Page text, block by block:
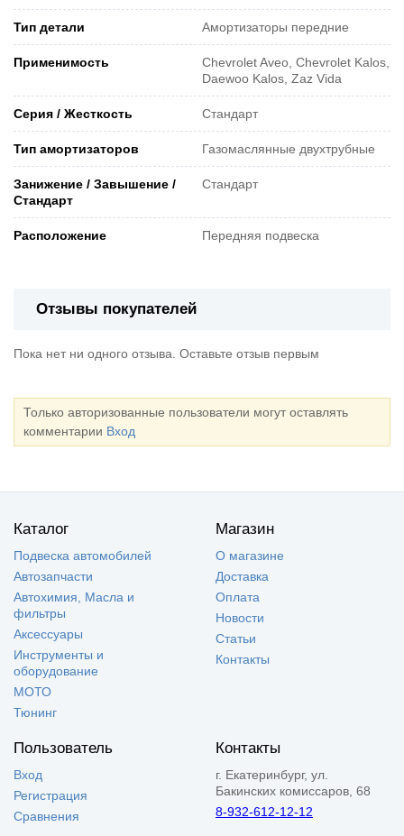
Тип детали Амортизаторы передние
Применимость
Chevrolet Aveo, Chevrolet Kalos,
Daewoo Kalos, Zaz Vida
Серия / Жесткость Стандарт
Тип амортизаторов Газомаслянные двухтрубные
Занижение / Завышение /
Стандарт
Стандарт
Расположение Передняя подвеска
Отзывы покупателей
Пока нет ни одного отзыва. Оставьте отзыв первым
Только авторизованные пользователи могут оставлять
комментарии Вход
Каталог
Подвеска автомобилей
Автозапчасти
Автохимия, Масла и
фильтры
Аксессуары
Инструменты и
оборудование
МОТО
Тюнинг
Магазин
О магазине
Доставка
Оплата
Новости
Статьи
Контакты
Пользователь
Вход
Регистрация
Сравнения
Контакты
г. Екатеринбург, ул.
Бакинских комиссаров, 68
8-932-612-12-12